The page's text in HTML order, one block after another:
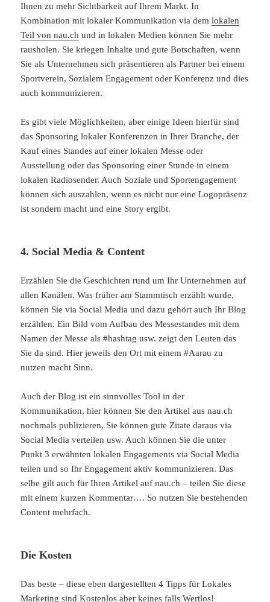
Ihnen zu mehr Sichtbarkeit auf Ihrem Markt. In
Kombination mit lokaler Kommunikation via demlokalen
Teil von nau.ch und in lokalen Medien können Sie mehr
rausholen. Sie kriegen Inhalte und gute Botschaften, wenn
Sie als Unternehmen sich präsentieren als Partner bei einem
Sportverein, Sozialem Engagement oder Konferenz und dies
auch kommunizieren.
Es gibt viele Möglichkeiten, aber einige Ideen hierfür sind
das Sponsoring lokaler Konferenzen in Ihrer Branche, der
Kauf eines Standes auf einer lokalen Messe oder
Ausstellung oder das Sponsoring einer Stunde in einem
lokalen Radiosender. Auch Soziale und Sportengagement
können sich auszahlen, wenn es nicht nur eine Logopräsenz
ist sondern macht und eine Story ergibt.
4. Social Media & Content
Erzählen Sie die Geschichten rund um Ihr Unternehmen auf
allen Kanälen. Was früher am Stammtisch erzählt wurde,
können Sie via Social Media und dazu gehört auch Ihr Blog
erzählen. Ein Bild vom Aufbau des Messestandes mit dem
Namen der Messe als #hashtag usw. zeigt den Leuten das
Sie da sind. Hier jeweils den Ort mit einem #Aarau zu
nutzen macht Sinn.
Auch der Blog ist ein sinnvolles Tool in der
Kommunikation, hier können Sie den Artikel aus nau.ch
nochmals publizieren, Sie können gute Zitate daraus via
Social Media verteilen usw. Auch können Sie die unter
Punkt 3 erwähnten lokalen Engagements via Social Media
teilen und so Ihr Engagement aktiv kommunizieren. Das
selbe gilt auch für Ihren Artikel auf nau.ch – teilen Sie diese
mit einem kurzen Kommentar…. So nutzen Sie bestehenden
Content mehrfach.
Die Kosten
Das beste – diese eben dargestellten 4 Tipps für Lokales
Marketing sind Kostenlos aber keines falls Wertlos!